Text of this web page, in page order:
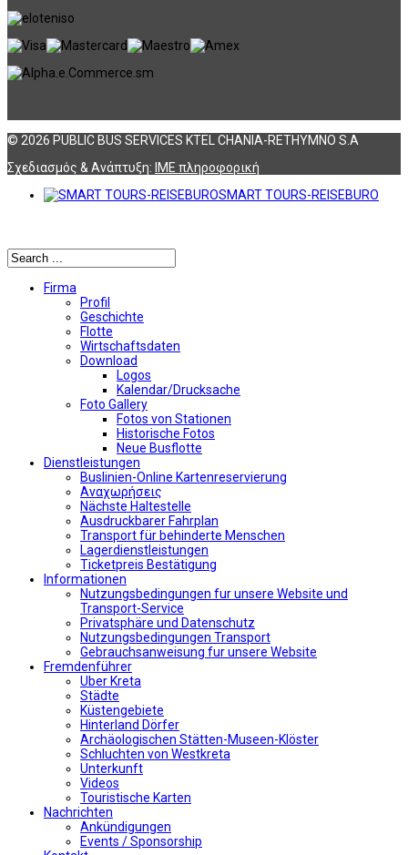
© 2026 PUBLIC BUS SERVICES KTEL CHANIA-RETHYMNO S.A
Σχεδιασμός & Ανάπτυξη: ΙΜΕ πληροφορική
SMART TOURS-REISEBURO
Firma
Profil
Geschichte
Flotte
Wirtschaftsdaten
Download
Logos
Kalendar/Drucksache
Foto Gallery
Fotos von Stationen
Historische Fotos
Neue Busflotte
Dienstleistungen
Buslinien-Online Kartenreservierung
Αναχωρήσεις
Nächste Haltestelle
Αusdruckbarer Fahrplan
Transport für behinderte Menschen
Lagerdienstleistungen
Ticketpreis Bestätigung
Informationen
Nutzungsbedingungen fur unsere Website und
Transport-Service
Privatsphäre und Datenschutz
Nutzungsbedingungen Transport
Gebrauchsanweisung fur unsere Website
Fremdenführer
Uber Kreta
Städte
Küstengebiete
Hinterland Dörfer
Archäologischen Stätten-Museen-Klöster
Schluchten von Westkreta
Unterkunft
Videos
Touristische Karten
Nachrichten
Ankündigungen
Events / Sponsorship